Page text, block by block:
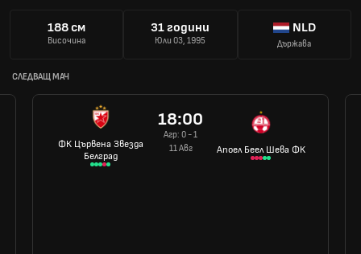
188 см
Височина
31 години
Юли 03, 1995
NLD
Държава
СЛЕДВАЩ МАЧ
ФК Цървена Звезда
Белград
18:00
Агр: 0 - 1
11 Авг
Апоел Беел Шева ФК